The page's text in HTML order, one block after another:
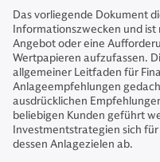
Das vorliegende Dokument
Informationszwecken und ist
Angebot oder eine
Wertpapieren aufzufassen.
allgemeiner Leitfaden für
Anlageempfehlungen
ausdrücklichen
beliebigen Kunden geführt
Investmentstrategien sich
dessen Anlagezielen ab.